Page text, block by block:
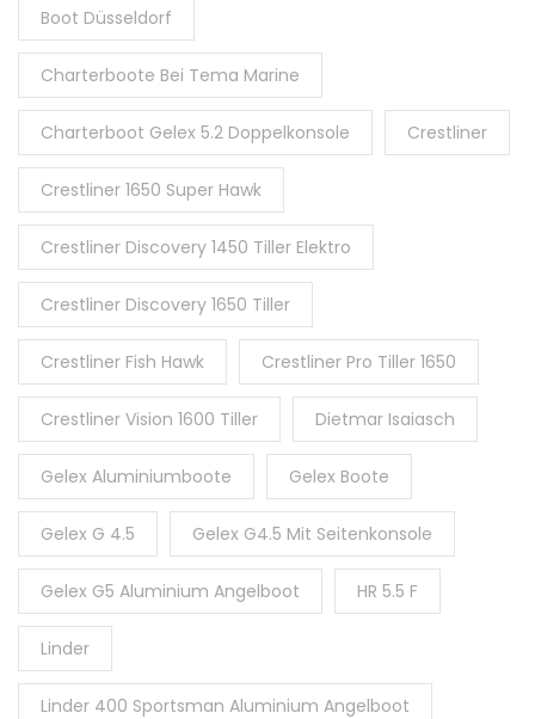
Boot Düsseldorf
Charterboote Bei Tema Marine
Charterboot Gelex 5.2 Doppelkonsole Crestliner
Crestliner 1650 Super Hawk
Crestliner Discovery 1450 Tiller Elektro
Crestliner Discovery 1650 Tiller
Crestliner Fish Hawk Crestliner Pro Tiller 1650
Crestliner Vision 1600 Tiller Dietmar Isaiasch
Gelex Aluminiumboote Gelex Boote
Gelex G 4.5 Gelex G4.5 Mit Seitenkonsole
Gelex G5 Aluminium Angelboot HR 5.5 F
Linder
Linder 400 Sportsman Aluminium Angelboot